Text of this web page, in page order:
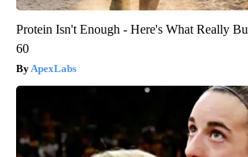
Protein Isn't Enough - Here's What Really
60
ApexLabs